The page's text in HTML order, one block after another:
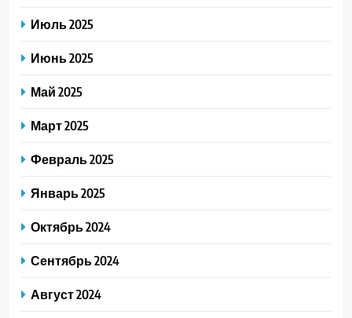
Июль 2025
Июнь 2025
Май 2025
Март 2025
Февраль 2025
Январь 2025
Октябрь 2024
Сентябрь 2024
Август 2024